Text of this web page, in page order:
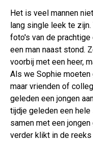
Het is veel mannen
lang single leek te
foto's van de
een man naast stond.
voorbij met een heer,
Als we Sophie moeten
maar vrienden of
geleden een jongen
tijdje geleden een
samen met een
verder klikt in de